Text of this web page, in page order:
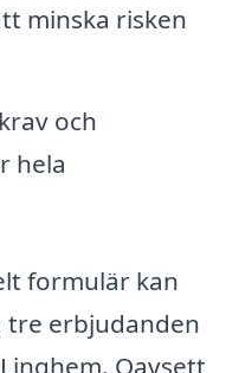
minska risken
och
hela
formulär kan
tre erbjudanden
Oavsett